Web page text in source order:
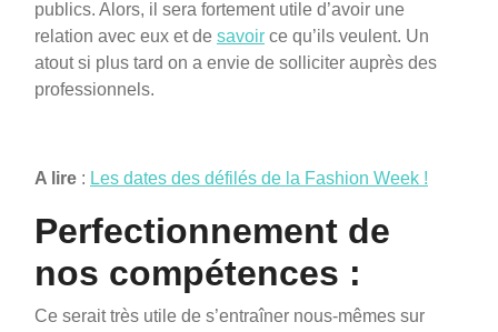
publics. Alors, il sera fortement utile d’avoir une
relation avec eux et de savoir ce qu’ils veulent. Un
atout si plus tard on a envie de solliciter auprès des
professionnels.
A lire : Les dates des défilés de la Fashion Week !
Perfectionnement de
nos compétences :
Ce serait très utile de s’entraîner nous-mêmes sur